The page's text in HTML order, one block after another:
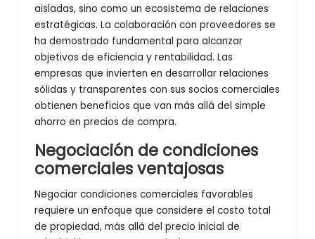
aisladas, sino como un ecosistema de relaciones
estratégicas. La colaboración con proveedores se
ha demostrado fundamental para alcanzar
objetivos de eficiencia y rentabilidad. Las
empresas que invierten en desarrollar relaciones
sólidas y transparentes con sus socios comerciales
obtienen beneficios que van más allá del simple
ahorro en precios de compra.
Negociación de condiciones
comerciales ventajosas
Negociar condiciones comerciales favorables
requiere un enfoque que considere el costo total
de propiedad, más allá del precio inicial de